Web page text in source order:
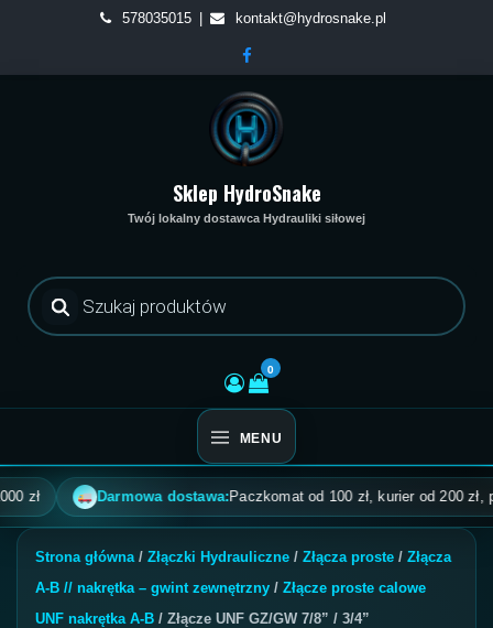
content
578035015 kontakt@hydrosnake.pl
Sklep HydroSnake
Twój lokalny dostawca Hydrauliki siłowej
Wyszukiwarka
produktów
0
MENU
Darmowa dostawa:Paczkomat od 100 zł, kurier od 200 zł,
Strona główna/ Złączki Hydrauliczne / Złącza proste / Złącza
A-B // nakrętka – gwint zewnętrzny / Złącze proste calowe
UNF nakrętka A-B / Złącze UNF GZ/GW 7/8” / 3/4”